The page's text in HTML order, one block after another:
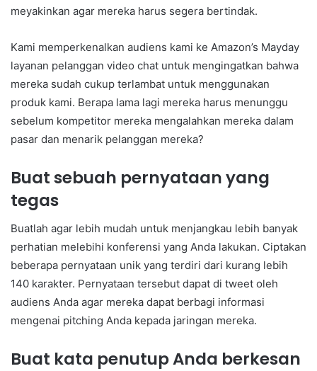
meyakinkan agar mereka harus segera bertindak.
Kami memperkenalkan audiens kami ke Amazon’s Mayday
layanan pelanggan video chat untuk mengingatkan bahwa
mereka sudah cukup terlambat untuk menggunakan
produk kami. Berapa lama lagi mereka harus menunggu
sebelum kompetitor mereka mengalahkan mereka dalam
pasar dan menarik pelanggan mereka?
Buat sebuah pernyataan yang
tegas
Buatlah agar lebih mudah untuk menjangkau lebih banyak
perhatian melebihi konferensi yang Anda lakukan. Ciptakan
beberapa pernyataan unik yang terdiri dari kurang lebih
140 karakter. Pernyataan tersebut dapat di tweet oleh
audiens Anda agar mereka dapat berbagi informasi
mengenai pitching Anda kepada jaringan mereka.
Buat kata penutup Anda berkesan